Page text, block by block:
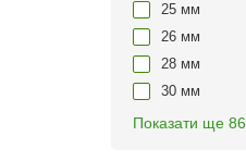
25 мм
26 мм
28 мм
30 мм
Показати ще 86